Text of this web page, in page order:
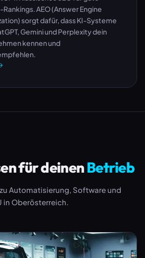
AEO (Answer Engine
sorgt dafür, dass KI-Systeme
Gemini und Perplexity dein
kennen und
für deinenBetrieb
Automatisierung, Software und
in Oberösterreich.